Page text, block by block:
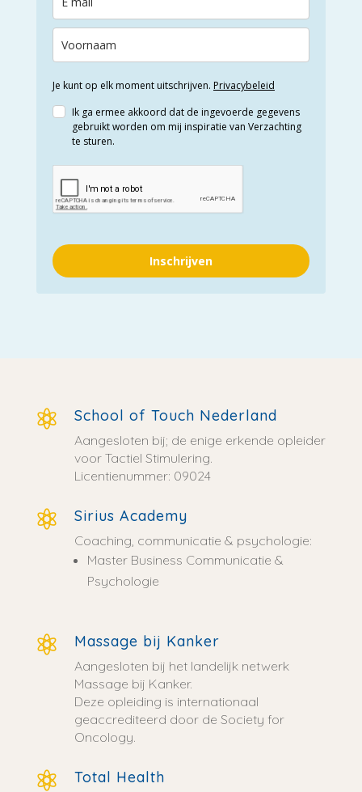
Je kunt op elk moment uitschrijven. Privacybeleid
Ik ga ermee akkoord dat de ingevoerde gegevens
gebruikt worden om mij inspiratie van Verzachting
te sturen.
Inschrijven
 School of Touch Nederland
Aangesloten bij; de enige erkende opleider
voor Tactiel Stimulering.
Licentienummer: 09024
 Sirius Academy
Coaching, communicatie & psychologie:
Master Business Communicatie &
Psychologie
 Massage bij Kanker
Aangesloten bij het landelijk netwerk
Massage bij Kanker.
Deze opleiding is internationaal
geaccrediteerd door de Society for
Oncology.
 Total Health